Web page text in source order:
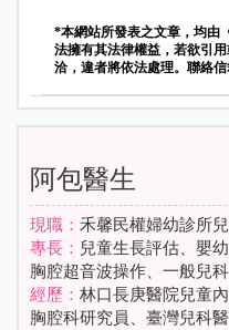
*本網站所發表之文章，均由
法擁有其法律權益，若欲引
洽，違者將依法處理。聯絡信
阿包醫生
現職： 禾馨民權婦幼診所
專長： 兒童生長評估、嬰
胸腔超音波操作、一般兒
經歷： 林口長庚醫院兒童
胸腔科研究員、臺灣兒科